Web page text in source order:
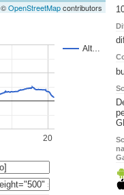
©OpenStreetMapcontributors